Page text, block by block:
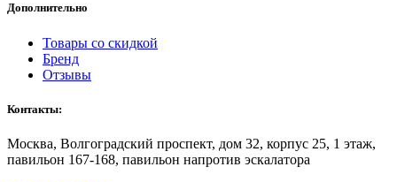
Дополнительно
Товары со скидкой
Бренд
Отзывы
Контакты:
Москва, Волгоградский проспект, дом 32, корпус 25, 1 этаж,
павильон 167-168, павильон напротив эскалатора